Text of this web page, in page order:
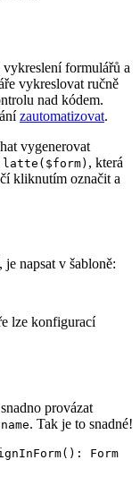
vykreslení formulářů a
vykreslovat ručně
nad kódem.
zautomatizovat.
vygenerovat
, která
kliknutím označit a
napsat v šabloně:
lze konfigurací
provázat
. Tak je to snadné!
Form